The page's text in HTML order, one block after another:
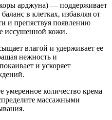
арджуна) — поддерживает
в клетках, избавляя от
и препяствуя появлению
иссушенной кожи.
влагой и удерживает ее
нежность и
и ускоряет
умеренное количество крема
массажными